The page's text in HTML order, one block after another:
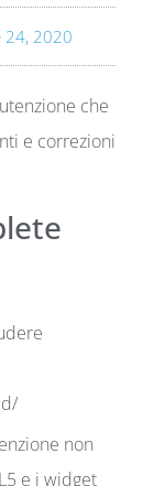
24, 2020
che
e correzioni
non
e i widget